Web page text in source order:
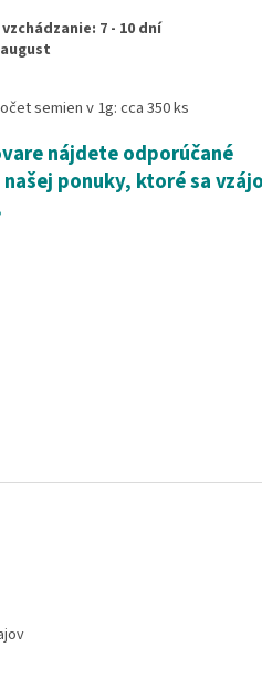
7 - 10 dní
v 1g: cca 350 ks
nájdete odporúčané
ponuky, ktoré sa